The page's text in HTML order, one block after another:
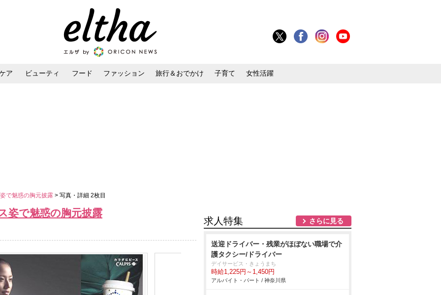
ア ビューティ フード ファッション 旅行＆おでかけ 子育て 女性活躍
で魅惑の胸元披露 > 写真・詳細 2枚目
姿で魅惑の胸元披露
求人特集 さらに見る
送迎ドライバー・残業がほぼない職場で介
護タクシー/ドライバー
デイサービス・きょうまち
時給1,225円～1,450円
アルバイト・パート / 神奈川県